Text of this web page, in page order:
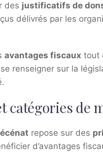
des justificatifs de
délivrés par les
avantages fiscaux tout
renseigner sur la
catégories de
repose sur des
d’avantages